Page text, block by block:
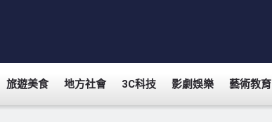
旅遊美食 地方社會 3C科技 影劇娛樂 藝術教育